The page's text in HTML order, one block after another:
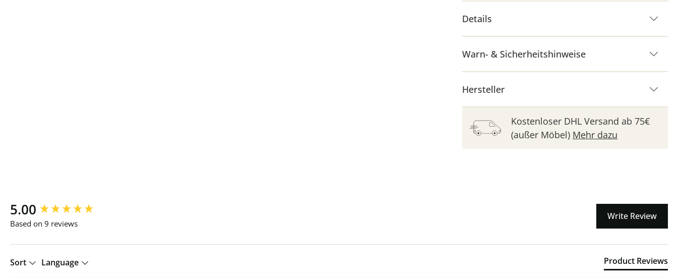
Details
Warn- & Sicherheitshinweise
Hersteller
Kostenloser DHL Versand ab 75€
(außer Möbel) Mehr dazu
5.00
Based on 9 reviews
Write Review
Sort Language Product Reviews
New content loaded